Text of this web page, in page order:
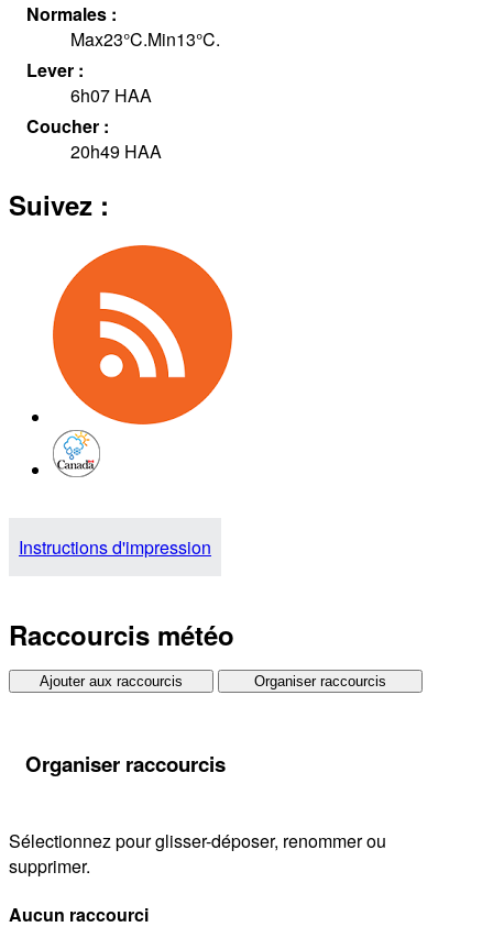
Normales :
Max23°C.Min13°C.
Lever :
6h07 HAA
Coucher :
20h49 HAA
Suivez :
Instructions d'impression
Raccourcis météo
Ajouter aux raccourcis Organiser raccourcis
Organiser raccourcis
Sélectionnez pour glisser-déposer, renommer ou
supprimer.
Aucun raccourci